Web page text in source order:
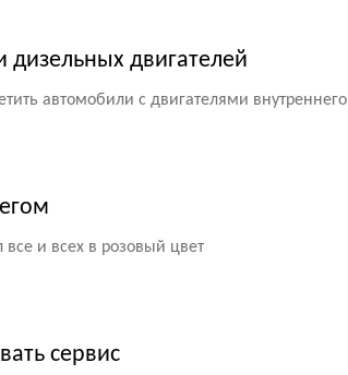
дизельных двигателей
автомобили с двигателями
и всех в розовый цвет
сервис